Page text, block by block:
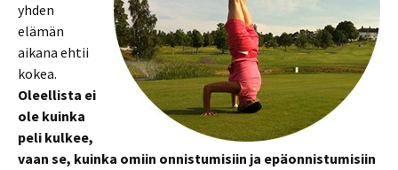
yhden
elämän
aikana ehtii
kokea.
Oleellista ei
ole kuinka
peli kulkee,
vaan se, kuinka omiin onnistumisiin ja epäonnistumisiin